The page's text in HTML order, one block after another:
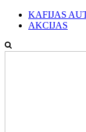
KAFIJAS
AKCIJAS